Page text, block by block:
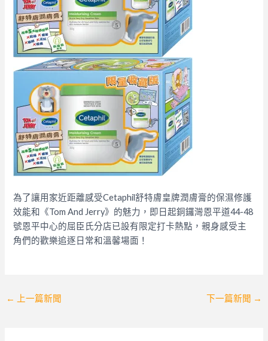
為了讓用家近距離感受Cetaphil舒特膚皇牌潤膚膏的保濕修護
效能和《Tom And Jerry》的魅力，即日起銅鑼灣恩平道44-48
號恩平中心的屈臣氏分店已設有限定打卡熱點，親身感受主
角們的歡樂追逐日常和溫馨場面！
Post
← 上一篇新聞 下一篇新聞 →